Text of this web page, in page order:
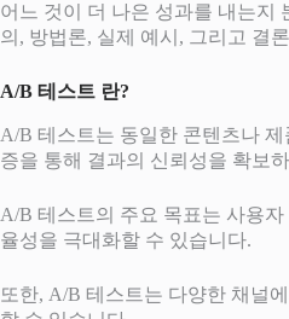
어느 것이 더 나은 성과를 내는지
의, 방법론, 실제 예시, 그리고 결
A/B 테스트 란?
A/B 테스트는 동일한 콘텐츠나
증을 통해 결과의 신뢰성을 확보
A/B 테스트의 주요 목표는 사용
율성을 극대화할 수 있습니다.
또한, A/B 테스트는 다양한 채널